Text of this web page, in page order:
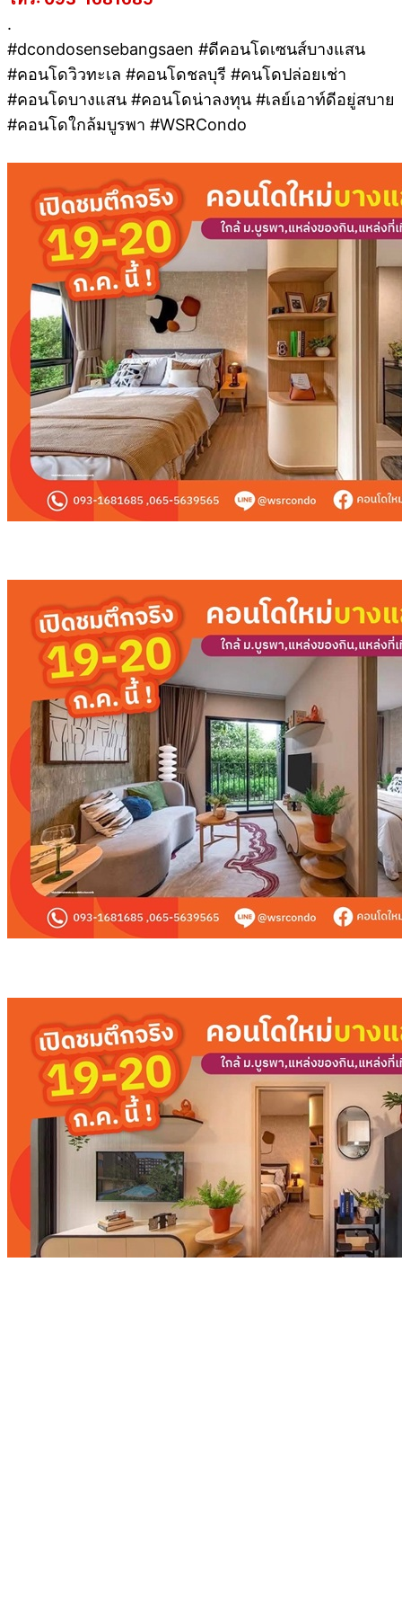
.
#dcondosensebangsaen #ดีคอนโดเซนส์บางแสน
#คอนโดวิวทะเล #คอนโดชลบุรี #คนโดปล่อยเช่า
#คอนโดบางแสน #คอนโดน่าลงทุน #เลย์เอาท์ดีอยู่สบาย
#คอนโดใกล้มบูรพา #WSRCondo